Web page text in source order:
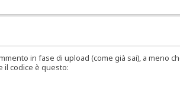
in fase di upload (come già sai), a meno
il codice è questo: